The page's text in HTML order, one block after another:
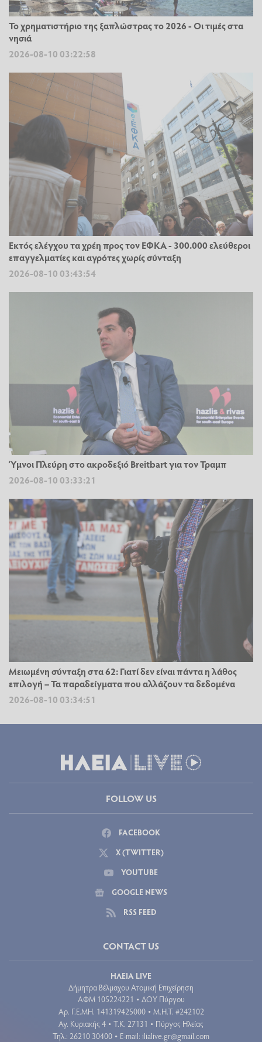
Το χρηματιστήριο της ξαπλώστρας το 2026 - Οι τιμές στα
νησιά
2026-08-10 03:22:58
Εκτός ελέγχου τα χρέη προς τον ΕΦΚΑ - 300.000 ελεύθεροι
επαγγελματίες και αγρότες χωρίς σύνταξη
2026-08-10 03:43:54
Ύμνοι Πλεύρη στο ακροδεξιό Breitbart για τον Τραμπ
2026-08-10 03:33:21
Μειωμένη σύνταξη στα 62: Γιατί δεν είναι πάντα η λάθος
επιλογή – Τα παραδείγματα που αλλάζουν τα δεδομένα
2026-08-10 03:34:51
FOLLOW US
FACEBOOK
X (TWITTER)
YOUTUBE
GOOGLE NEWS
RSS FEED
CONTACT US
ΗΛΕΙΑ LIVE
Δήμητρα Βέλμαχου Ατομική Επιχείρηση
ΑΦΜ 105224221 • ΔΟΥ Πύργου
Aρ. Γ.Ε.ΜΗ. 141319425000 • Μ.Η.Τ. #242102
Αγ. Κυριακής 4 • Τ.Κ. 27131 • Πύργος Ηλείας
Τηλ.: 26210 30400 • E-mail: ilialive.gr@gmail.com